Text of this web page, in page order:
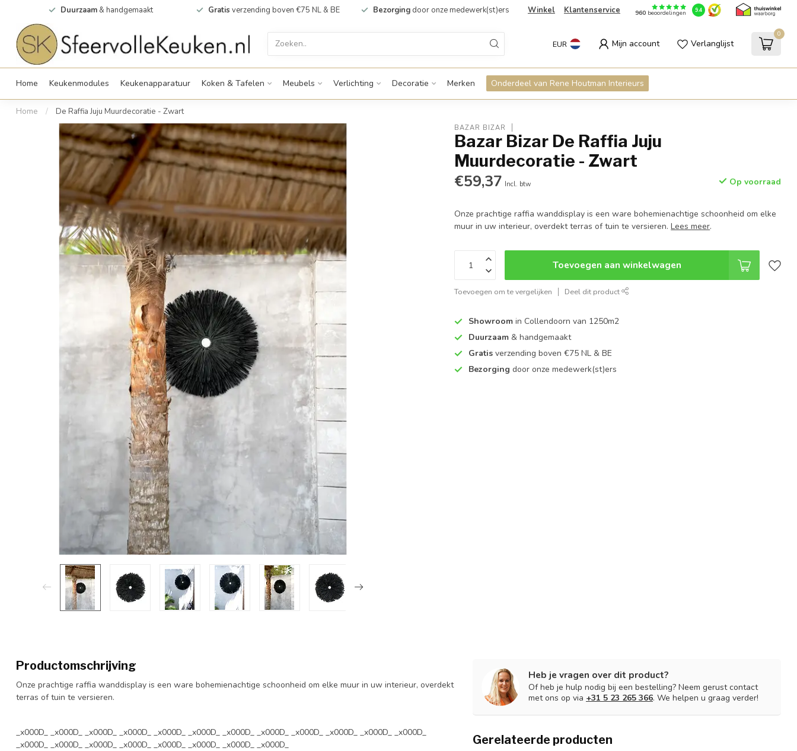
Duurzaam & handgemaakt Gratis verzending boven €75 NL & BE Bezorging door onze medewerk(st)ers Winkel Klantenservice 960beoordelingen 9.4
EUR Mijn account Verlanglijst
0
Home Keukenmodules Keukenapparatuur Koken & Tafelen Meubels Verlichting Decoratie Merken Onderdeel van Rene Houtman Interieurs
Home / De Raffia Juju Muurdecoratie - Zwart
BAZAR BIZAR
Bazar Bizar De Raffia Juju
Muurdecoratie - Zwart
€59,37 Incl. btw Op voorraad
Onze prachtige raffia wanddisplay is een ware bohemienachtige schoonheid om elke
muur in uw interieur, overdekt terras of tuin te versieren.Lees meer.
Toevoegen aan winkelwagen
Toevoegen om te vergelijken Deel dit product
Showroom in Collendoorn van 1250m2
Duurzaam & handgemaakt
Gratis verzending boven €75 NL & BE
Bezorging door onze medewerk(st)ers
Productomschrijving
Onze prachtige raffia wanddisplay is een ware bohemienachtige schoonheid om elke muur in uw interieur, overdekt
terras of tuin te versieren.
_x000D_ _x000D_ _x000D_ _x000D_ _x000D_ _x000D_ _x000D_ _x000D_ _x000D_ _x000D_ _x000D_ _x000D_
_x000D_ _x000D_ _x000D_ _x000D_ _x000D_ _x000D_ _x000D_ _x000D_
Heb je vragen over dit product?
Of heb je hulp nodig bij een bestelling? Neem gerust contact
met ons op via +31 5 23 265 366. We helpen u graag verder!
Gerelateerde producten